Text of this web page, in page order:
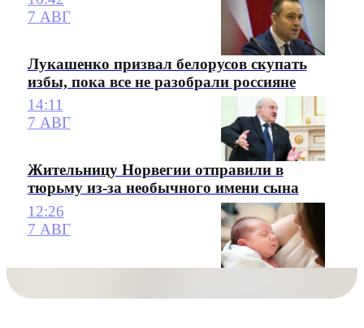
7 АВГ
Лукашенко призвал белорусов скупать
избы, пока все не разобрали россияне
14:11
7 АВГ
Жительницу Норвегии отправили в
тюрьму из-за необычного имени сына
12:26
7 АВГ